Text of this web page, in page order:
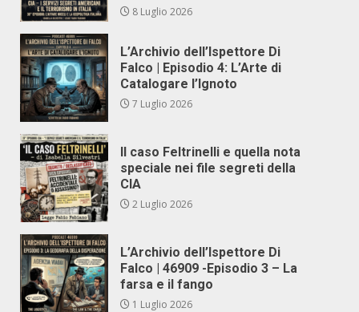
8 Luglio 2026
L’Archivio dell’Ispettore Di
Falco | Episodio 4: L’Arte di
Catalogare l’Ignoto
7 Luglio 2026
Il caso Feltrinelli e quella nota
speciale nei file segreti della
CIA
2 Luglio 2026
L’Archivio dell’Ispettore Di
Falco | 46909 -Episodio 3 – La
farsa e il fango
1 Luglio 2026